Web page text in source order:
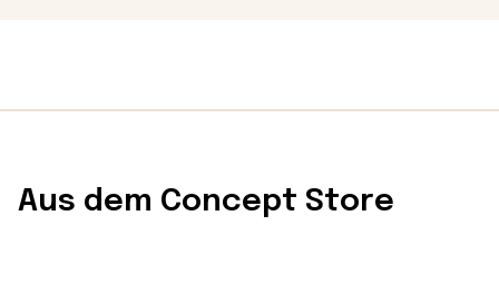
Aus dem Concept Store